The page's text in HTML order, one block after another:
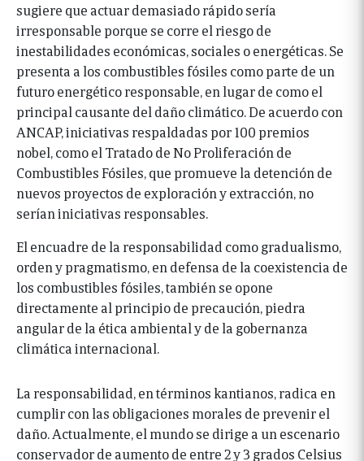
sugiere que actuar demasiado rápido sería
irresponsable porque se corre el riesgo de
inestabilidades económicas, sociales o energéticas. Se
presenta a los combustibles fósiles como parte de un
futuro energético responsable, en lugar de como el
principal causante del daño climático. De acuerdo con
ANCAP, iniciativas respaldadas por 100 premios
nobel, como el Tratado de No Proliferación de
Combustibles Fósiles, que promueve la detención de
nuevos proyectos de exploración y extracción, no
serían iniciativas responsables.
El encuadre de la responsabilidad como gradualismo,
orden y pragmatismo, en defensa de la coexistencia de
los combustibles fósiles, también se opone
directamente al principio de precaución, piedra
angular de la ética ambiental y de la gobernanza
climática internacional.
La responsabilidad, en términos kantianos, radica en
cumplir con las obligaciones morales de prevenir el
daño. Actualmente, el mundo se dirige a un escenario
conservador de aumento de entre 2 y 3 grados Celsius